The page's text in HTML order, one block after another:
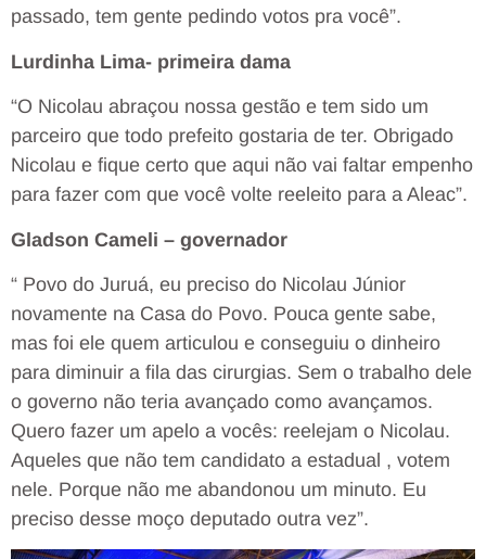
passado, tem gente pedindo votos pra você”.
Lurdinha Lima- primeira dama
“O Nicolau abraçou nossa gestão e tem sido um
parceiro que todo prefeito gostaria de ter. Obrigado
Nicolau e fique certo que aqui não vai faltar empenho
para fazer com que você volte reeleito para a Aleac”.
Gladson Cameli – governador
“ Povo do Juruá, eu preciso do Nicolau Júnior
novamente na Casa do Povo. Pouca gente sabe,
mas foi ele quem articulou e conseguiu o dinheiro
para diminuir a fila das cirurgias. Sem o trabalho dele
o governo não teria avançado como avançamos.
Quero fazer um apelo a vocês: reelejam o Nicolau.
Aqueles que não tem candidato a estadual , votem
nele. Porque não me abandonou um minuto. Eu
preciso desse moço deputado outra vez”.